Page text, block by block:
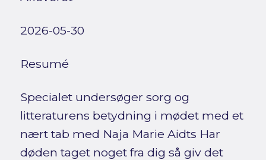
2026-05-30
Resumé
Specialet undersøger sorg og
litteraturens betydning i mødet med et
nært tab med Naja Marie Aidts Har
døden taget noget fra dig så giv det